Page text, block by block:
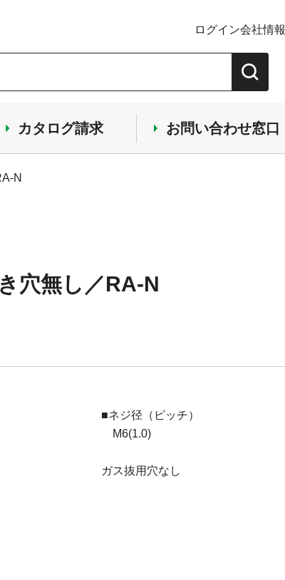
ログイン会社情報
カタログ請求 お問い合わせ窓口
N
穴無し／RA-N
■ネジ径（ピッチ）
M6(1.0)
ガス抜用穴なし